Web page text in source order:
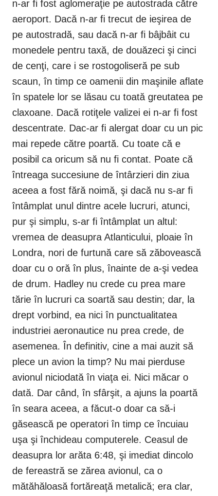
n-ar fi fost aglomeraţie pe autostrada către
aeroport. Dacă n-ar fi trecut de ieşirea de
pe autostradă, sau dacă n-ar fi bâjbâit cu
monedele pentru taxă, de douăzeci şi cinci
de cenţi, care i se rostogoliseră pe sub
scaun, în timp ce oamenii din maşinile aflate
în spatele lor se lăsau cu toată greutatea pe
claxoane. Dacă rotiţele valizei ei n-ar fi fost
descentrate. Dac-ar fi alergat doar cu un pic
mai repede către poartă. Cu toate că e
posibil ca oricum să nu fi contat. Poate că
întreaga succesiune de întârzieri din ziua
aceea a fost fără noimă, şi dacă nu s-ar fi
întâmplat unul dintre acele lucruri, atunci,
pur şi simplu, s-ar fi întâmplat un altul:
vremea de deasupra Atlanticului, ploaie în
Londra, nori de furtună care să zăbovească
doar cu o oră în plus, înainte de a-şi vedea
de drum. Hadley nu crede cu prea mare
tărie în lucruri ca soartă sau destin; dar, la
drept vorbind, ea nici în punctualitatea
industriei aeronautice nu prea crede, de
asemenea. În definitiv, cine a mai auzit să
plece un avion la timp? Nu mai pierduse
avionul niciodată în viaţa ei. Nici măcar o
dată. Dar când, în sfârşit, a ajuns la poartă
în seara aceea, a făcut-o doar ca să-i
găsească pe operatori în timp ce încuiau
uşa şi închideau computerele. Ceasul de
deasupra lor arăta 6:48, şi imediat dincolo
de fereastră se zărea avionul, ca o
mătăhăloasă fortăreaţă metalică; era clar,